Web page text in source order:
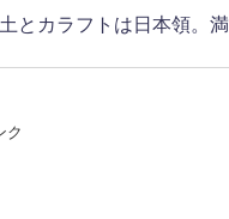
とカラフトは日本領。満
ク